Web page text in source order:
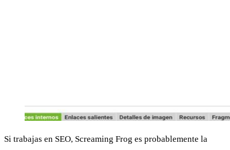
Si trabajas en SEO, Screaming Frog es probablemente la